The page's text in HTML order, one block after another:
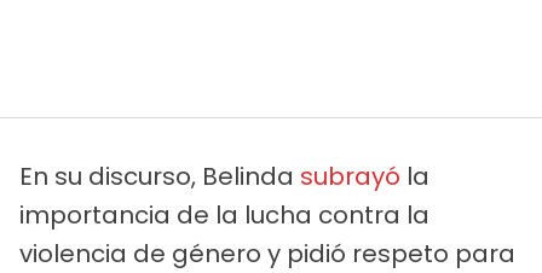
En su discurso, Belinda subrayó la
importancia de la lucha contra la
violencia de género y pidió respeto para